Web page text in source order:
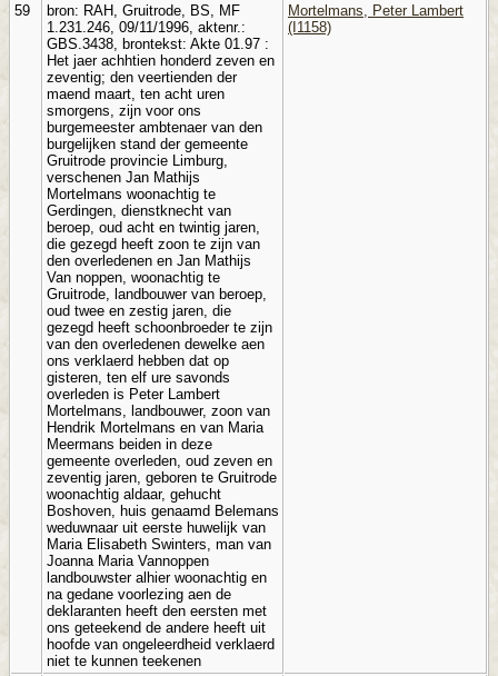
59
bron: RAH, Gruitrode, BS, MF
1.231.246, 09/11/1996, aktenr.:
GBS.3438, brontekst: Akte 01.97 :
Het jaer achhtien honderd zeven en
zeventig; den veertienden der
maend maart, ten acht uren
smorgens, zijn voor ons
burgemeester ambtenaer van den
burgelijken stand der gemeente
Gruitrode provincie Limburg,
verschenen Jan Mathijs
Mortelmans woonachtig te
Gerdingen, dienstknecht van
beroep, oud acht en twintig jaren,
die gezegd heeft zoon te zijn van
den overledenen en Jan Mathijs
Van noppen, woonachtig te
Gruitrode, landbouwer van beroep,
oud twee en zestig jaren, die
gezegd heeft schoonbroeder te zijn
van den overledenen dewelke aen
ons verklaerd hebben dat op
gisteren, ten elf ure savonds
overleden is Peter Lambert
Mortelmans, landbouwer, zoon van
Hendrik Mortelmans en van Maria
Meermans beiden in deze
gemeente overleden, oud zeven en
zeventig jaren, geboren te Gruitrode
woonachtig aldaar, gehucht
Boshoven, huis genaamd Belemans
weduwnaar uit eerste huwelijk van
Maria Elisabeth Swinters, man van
Joanna Maria Vannoppen
landbouwster alhier woonachtig en
na gedane voorlezing aen de
deklaranten heeft den eersten met
ons geteekend de andere heeft uit
hoofde van ongeleerdheid verklaerd
niet te kunnen teekenen
Mortelmans, Peter Lambert
(I1158)